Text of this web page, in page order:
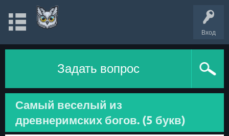
Вход
Задать вопрос
Самый веселый из
древнеримских богов. (5 букв)